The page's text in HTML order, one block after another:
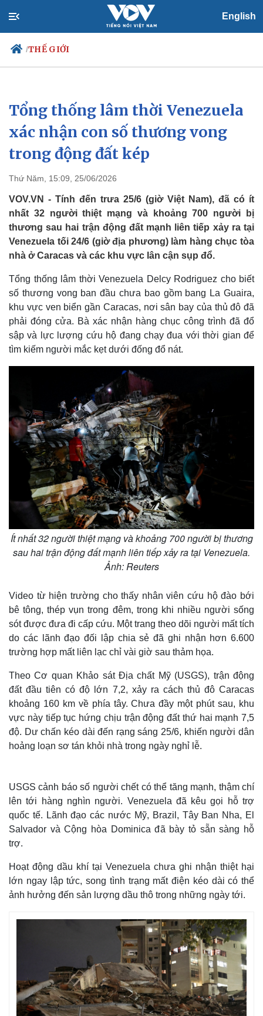
English
/THẾ GIỚI
Chính trị
Đảng
Tổ chức nhân sự
Quốc hội
Nhận diện sự thật
Xã hội
Tin 24h
Dự báo thời tiết
Giáo dục
Dấu ấn VOV
Cuộc sống đó đây
Hồ sơ
Multimedia
Video
Ảnh
E-Magazine
Infographic
Tổng thống lâm thời Venezuela
xác nhận con số thương vong
trong động đất kép
Thứ Năm, 15:09, 25/06/2026
VOV.VN - Tính đến trưa 25/6 (giờ Việt Nam), đã có ít
nhất 32 người thiệt mạng và khoảng 700 người bị
thương sau hai trận động đất mạnh liên tiếp xảy ra tại
Venezuela tối 24/6 (giờ địa phương) làm hàng chục tòa
nhà ở Caracas và các khu vực lân cận sụp đổ.
Tổng thống lâm thời Venezuela Delcy Rodriguez cho biết
số thương vong ban đầu chưa bao gồm bang La Guaira,
khu vực ven biển gần Caracas, nơi sân bay của thủ đô đã
phải đóng cửa. Bà xác nhận hàng chục công trình đã đổ
sập và lực lượng cứu hộ đang chạy đua với thời gian để
tìm kiếm người mắc kẹt dưới đống đổ nát.
Ít nhất 32 người thiệt mạng và khoảng 700 người bị thương
sau hai trận động đất mạnh liên tiếp xảy ra tại Venezuela.
Ảnh: Reuters
Video từ hiện trường cho thấy nhân viên cứu hộ đào bới
bê tông, thép vụn trong đêm, trong khi nhiều người sống
sót được đưa đi cấp cứu. Một trang theo dõi người mất tích
do các lãnh đạo đối lập chia sẻ đã ghi nhận hơn 6.600
trường hợp mất liên lạc chỉ vài giờ sau thảm họa.
Theo Cơ quan Khảo sát Địa chất Mỹ (USGS), trận động
đất đầu tiên có độ lớn 7,2, xảy ra cách thủ đô Caracas
khoảng 160 km về phía tây. Chưa đầy một phút sau, khu
vực này tiếp tục hứng chịu trận động đất thứ hai mạnh 7,5
độ. Dư chấn kéo dài đến rạng sáng 25/6, khiến người dân
hoảng loạn sơ tán khỏi nhà trong ngày nghỉ lễ.
USGS cảnh báo số người chết có thể tăng mạnh, thậm chí
lên tới hàng nghìn người. Venezuela đã kêu gọi hỗ trợ
quốc tế. Lãnh đạo các nước Mỹ, Brazil, Tây Ban Nha, El
Salvador và Cộng hòa Dominica đã bày tỏ sẵn sàng hỗ
trợ.
Hoạt động dầu khí tại Venezuela chưa ghi nhận thiệt hại
lớn ngay lập tức, song tình trạng mất điện kéo dài có thể
ảnh hưởng đến sản lượng dầu thô trong những ngày tới.